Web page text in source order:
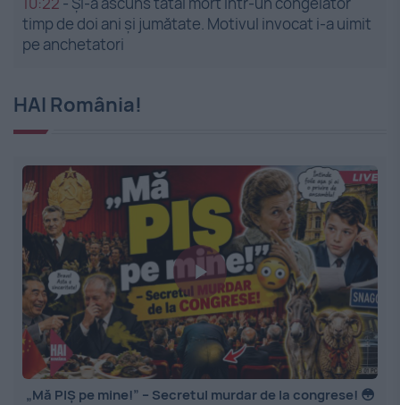
timp de doi ani și jumătate. Motivul invocat i-a uimit
pe anchetatori
HAI România!
„Mă PIȘ pe mine!” – Secretul murdar de la congrese! 😳